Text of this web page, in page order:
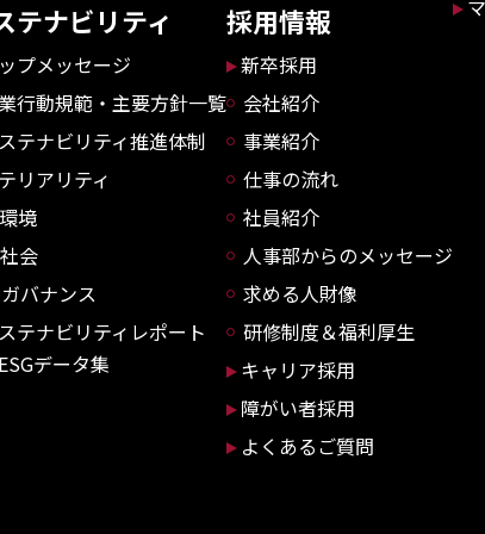
テナビリティ
プメッセージ
行動規範・主要方針一覧
テナビリティ推進体制
リアリティ
境
会
バナンス
テナビリティレポート
データ集
採用情報
新卒採用
会社紹介
事業紹介
仕事の流れ
社員紹介
人事部からのメッセージ
求める人財像
研修制度＆福利厚生
キャリア採用
障がい者採用
よくあるご質問